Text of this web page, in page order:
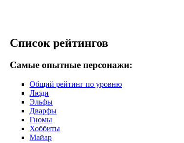
Список рейтингов
Самые опытные персонажи:
Общий рейтинг по уровню
Люди
Эльфы
Дварфы
Гномы
Хоббиты
Майар